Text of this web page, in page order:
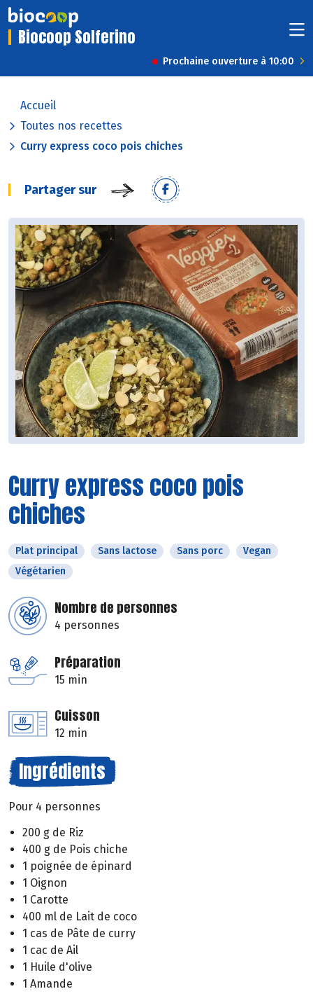
Biocoop Solferino
Prochaine ouverture à 10:00
Accueil
Toutes nos recettes
Curry express coco pois chiches
Partager sur
Curry express coco pois
chiches
Plat principal Sans lactose Sans porc
Vegan
Végétarien
Nombre de personnes
4 personnes
Préparation
15 min
Cuisson
12 min
Ingrédients
Pour 4 personnes
200 g de Riz
400 g de Pois chiche
1 poignée de épinard
1 Oignon
1 Carotte
400 ml de Lait de coco
1 cas de Pâte de curry
1 cac de Ail
1 Huile d'olive
1 Amande